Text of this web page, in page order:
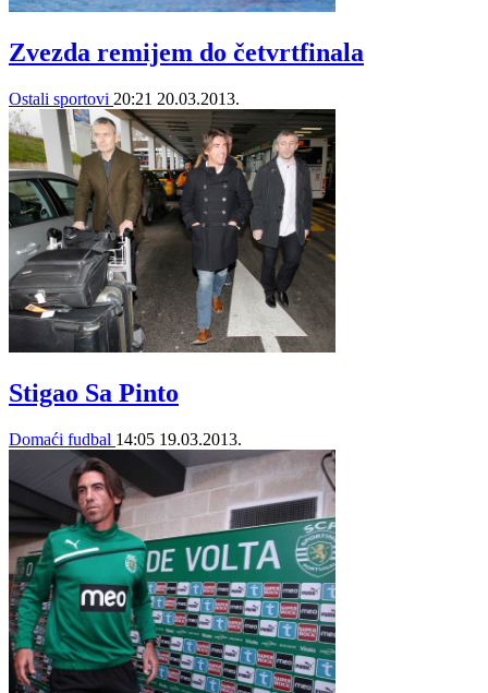
Zvezda remijem do četvrtfinala
Ostali sportovi 20:21 20.03.2013.
Stigao Sa Pinto
Domaći fudbal 14:05 19.03.2013.